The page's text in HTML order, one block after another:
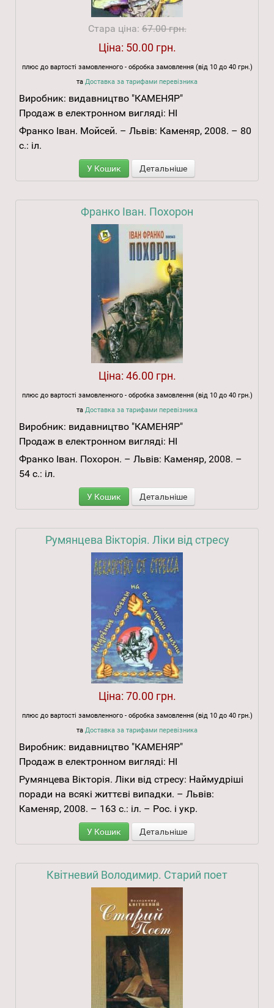
Стара ціна:67.00 грн.
Ціна: 50.00 грн.
плюс до вартості замовленного - обробка замовлення (від 10 до 40 грн.)
та Доставка за тарифами перевізника
Виробник: видавництво "КАМЕНЯР"
Продаж в електронном вигляді: НІ
Франко Іван. Мойсей. – Львів: Каменяр, 2008. – 80
с.: іл.
У Кошик Детальніше
Франко Іван. Похорон
Ціна: 46.00 грн.
плюс до вартості замовленного - обробка замовлення (від 10 до 40 грн.)
та Доставка за тарифами перевізника
Виробник: видавництво "КАМЕНЯР"
Продаж в електронном вигляді: НІ
Франко Іван. Похорон. – Львів: Каменяр, 2008. –
54 с.: іл.
У Кошик Детальніше
Румянцева Вікторія. Ліки від стресу
Ціна: 70.00 грн.
плюс до вартості замовленного - обробка замовлення (від 10 до 40 грн.)
та Доставка за тарифами перевізника
Виробник: видавництво "КАМЕНЯР"
Продаж в електронном вигляді: НІ
Румянцева Вікторія. Ліки від стресу: Наймудріші
поради на всякі життєві випадки. – Львів:
Каменяр, 2008. – 163 с.: іл. – Рос. і укр.
У Кошик Детальніше
Квітневий Володимир. Старий поет